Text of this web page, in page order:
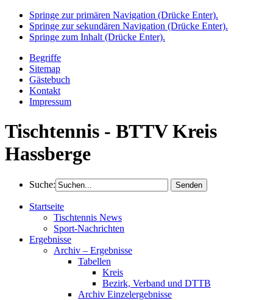
Springe zur primären Navigation (Drücke Enter).
Springe zur sekundären Navigation (Drücke Enter).
Springe zum Inhalt (Drücke Enter).
Begriffe
Sitemap
Gästebuch
Kontakt
Impressum
Tischtennis - BTTV Kreis
Hassberge
Suche:
Startseite
Tischtennis News
Sport-Nachrichten
Ergebnisse
Archiv – Ergebnisse
Tabellen
Kreis
Bezirk, Verband und DTTB
Archiv Einzelergebnisse